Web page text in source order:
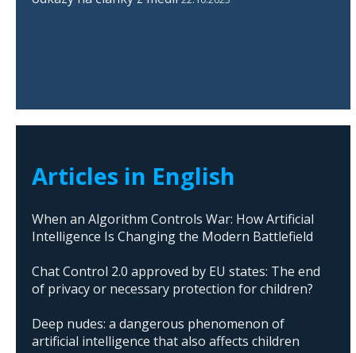
Articles in English
When an Algorithm Controls War: How Artificial
Intelligence Is Changing the Modern Battlefield
Chat Control 2.0 approved by EU states: The end
of privacy or necessary protection for children?
Deep nudes: a dangerous phenomenon of
artificial intelligence that also affects children